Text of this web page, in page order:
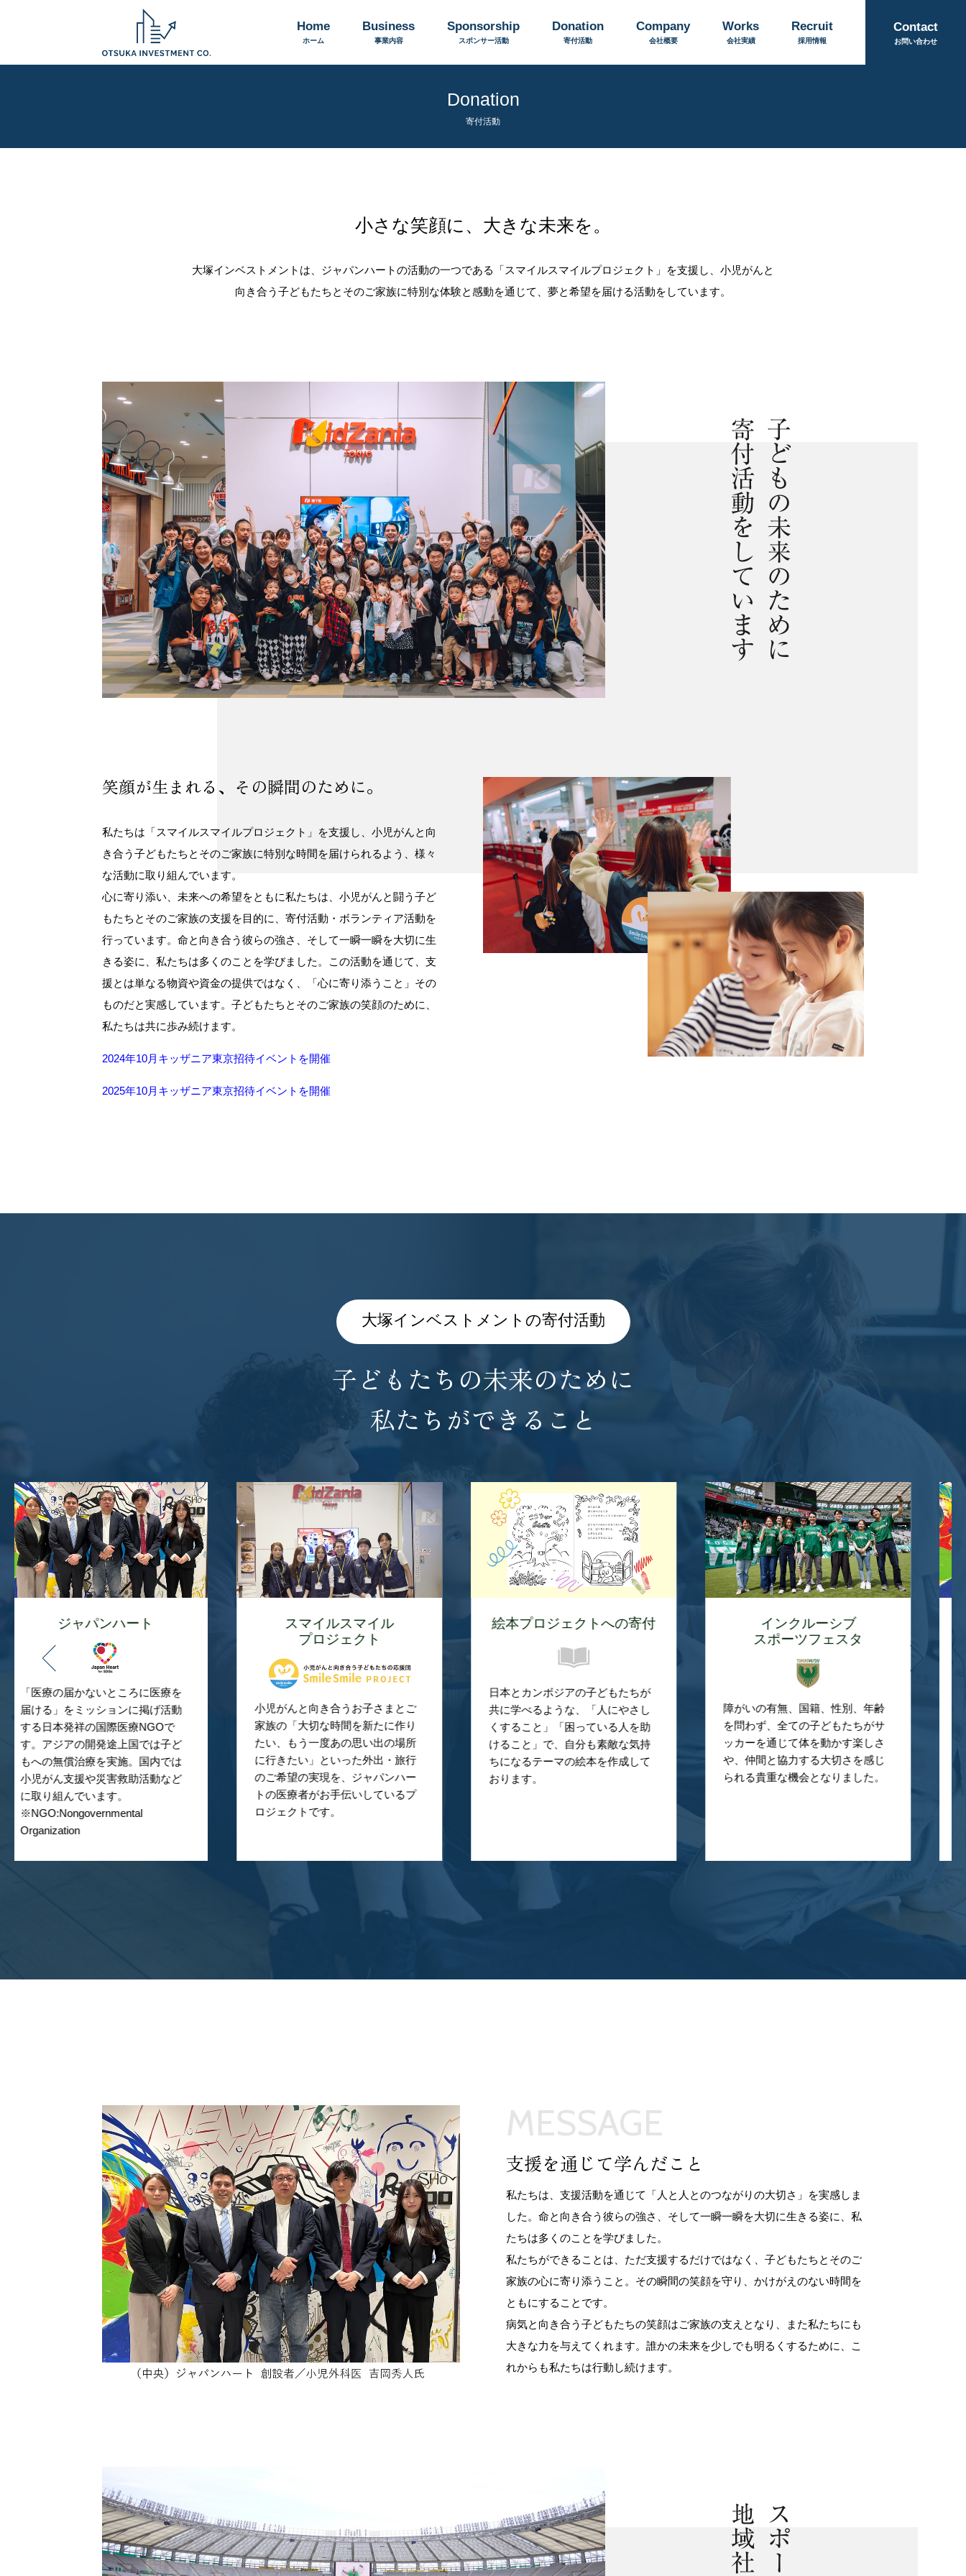
Home
ホーム
Business
事業内容
Sponsorship
スポンサー活動
Donation
寄付活動
Company
会社概要
Works
会社実績
Recruit
採用情報
Contact
お問い合わせ
Donation
寄付活動
小さな笑顔に、大きな未来を。
大塚インベストメントは、ジャパンハートの活動の一つである「スマイルスマイルプロジェクト」を支援し、小児がんと
向き合う子どもたちとそのご家族に特別な体験と感動を通じて、夢と希望を届ける活動をしています。
笑顔が生まれる、その瞬間のために。
私たちは「スマイルスマイルプロジェクト」を支援し、小児がんと向
き合う子どもたちとそのご家族に特別な時間を届けられるよう、様々
な活動に取り組んでいます。
心に寄り添い、未来への希望をともに私たちは、小児がんと闘う子ど
もたちとそのご家族の支援を目的に、寄付活動・ボランティア活動を
行っています。命と向き合う彼らの強さ、そして一瞬一瞬を大切に生
きる姿に、私たちは多くのことを学びました。この活動を通じて、支
援とは単なる物資や資金の提供ではなく、「心に寄り添うこと」その
ものだと実感しています。子どもたちとそのご家族の笑顔のために、
私たちは共に歩み続けます。
2024年10月キッザニア東京招待イベントを開催
2025年10月キッザニア東京招待イベントを開催
大塚インベストメントの寄付活動
子どもたちの未来のために
私たちができること
スマイルスマイル
プロジェクト
小児がんと向き合うお子さまとご
家族の「大切な時間を新たに作り
たい、もう一度あの思い出の場所
に行きたい」といった外出・旅行
のご希望の実現を、ジャパンハー
トの医療者がお手伝いしているプ
ロジェクトです。
絵本プロジェクトへの寄付
共に学べるような、「人にやさし
くすること」「困っている人を助
けること」で、自分も素敵な気持
ちになるテーマの絵本を作成して
おります。
インクルーシブ
障がいの有無、国籍、性別、年齢
を問わず、全ての子どもたちがサ
ッカーを通じて体を動かす楽しさ
や、仲間と協力する大切さを感じ
ジャパンハート
「医療の届かないところに医療を
届ける」をミッションに掲げ活動
する日本発祥の国際医療NGOで
す。アジアの開発途上国では子ど
もへの無償治療を実施。国内では
小児がん支援や災害救助活動など
MESSAGE
支援を通じて学んだこと
私たちは、支援活動を通じて「人と人とのつながりの大切さ」を実感しま
した。命と向き合う彼らの強さ、そして一瞬一瞬を大切に生きる姿に、私
たちは多くのことを学びました。
私たちができることは、ただ支援するだけではなく、子どもたちとそのご
家族の心に寄り添うこと。その瞬間の笑顔を守り、かけがえのない時間を
ともにすることです。
病気と向き合う子どもたちの笑顔はご家族の支えとなり、また私たちにも
大きな力を与えてくれます。誰かの未来を少しでも明るくするために、こ
れからも私たちは行動し続けます。